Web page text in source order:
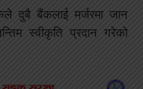
दुबै बैंकलाई मर्जरमा जान
स्वीकृति प्रदान गरेको